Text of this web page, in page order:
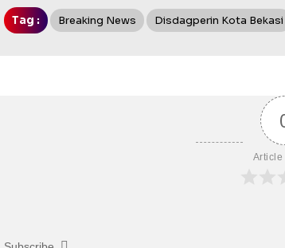
Tag : Breaking News Disdagperin Kota Bekasi
Article